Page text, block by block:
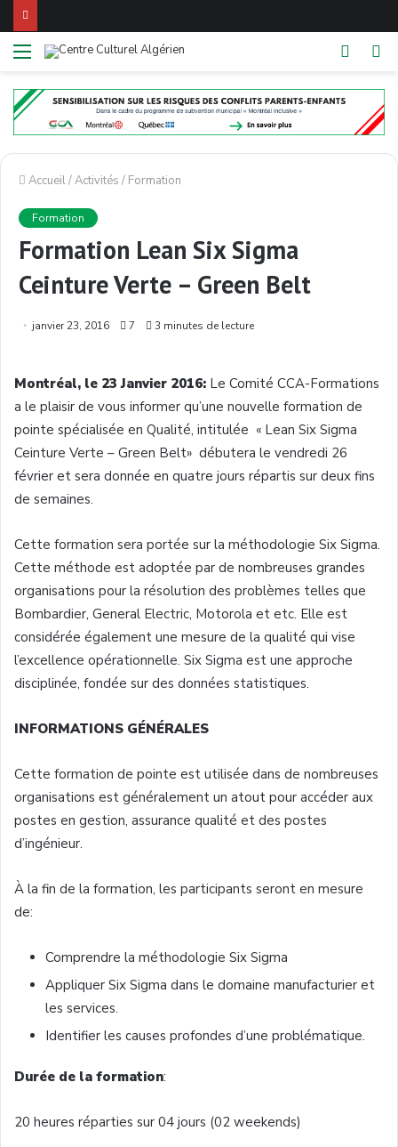
Menu
Switch
Accueil/Activités / Formation
Formation
Formation Lean Six Sigma
Ceinture Verte – Green Belt
janvier 23, 2016 7 3 minutes de lecture
Montréal, le 23 Janvier 2016: Le Comité CCA-Formations
a le plaisir de vous informer qu’une nouvelle formation de
pointe spécialisée en Qualité, intitulée « Lean Six Sigma
Ceinture Verte – Green Belt» débutera le vendredi 26
février et sera donnée en quatre jours répartis sur deux fins
de semaines.
Cette formation sera portée sur la méthodologie Six Sigma.
Cette méthode est adoptée par de nombreuses grandes
organisations pour la résolution des problèmes telles que
Bombardier, General Electric, Motorola et etc. Elle est
considérée également une mesure de la qualité qui vise
l’excellence opérationnelle. Six Sigma est une approche
disciplinée, fondée sur des données statistiques.
INFORMATIONS GÉNÉRALES
Cette formation de pointe est utilisée dans de nombreuses
organisations est généralement un atout pour accéder aux
postes en gestion, assurance qualité et des postes
d’ingénieur.
À la fin de la formation, les participants seront en mesure
de:
Comprendre la méthodologie Six Sigma
Appliquer Six Sigma dans le domaine manufacturier et
les services.
Identifier les causes profondes d’une problématique.
Durée de la formation:
20 heures réparties sur 04 jours (02 weekends)